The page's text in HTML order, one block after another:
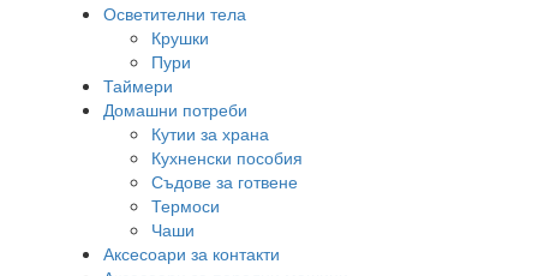
Осветителни тела
Крушки
Пури
Таймери
Домашни потреби
Кутии за храна
Кухненски пособия
Съдове за готвене
Термоси
Чаши
Аксесоари за контакти